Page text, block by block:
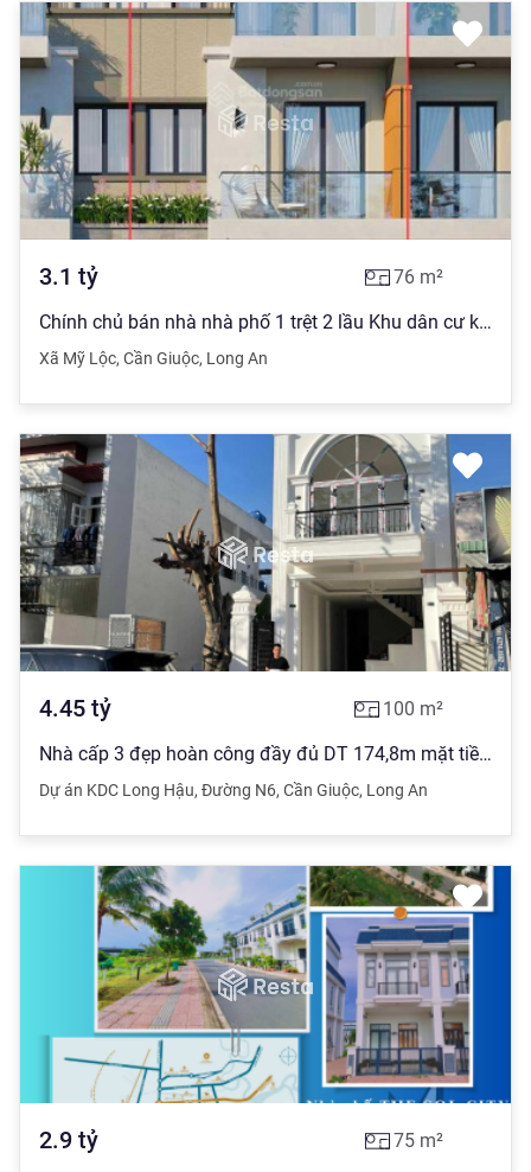
3.1 tỷ 76 m²
Chính chủ bán nhà nhà phố 1 trệt 2 lầu Khu dân cư khép kín đầu tiên tại Cần Giuộc
Xã Mỹ Lộc, Cần Giuộc, Long An
4.45 tỷ 100 m²
Nhà cấp 3 đẹp hoàn công đầy đủ DT 174,8m mặt tiền đường N6 kinh doanh sầm uất thuộc KDC nam Sài Gòn
Dự án KDC Long Hậu, Đường N6, Cần Giuộc, Long An
2.9 tỷ 75 m²